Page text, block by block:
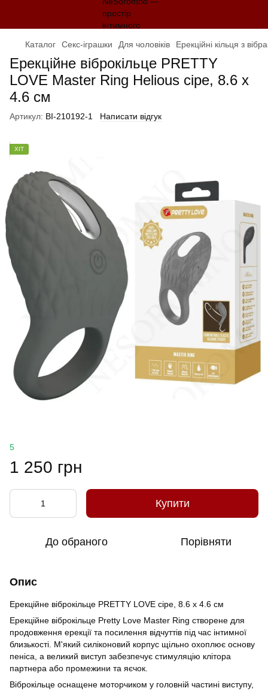
Каталог Секс-іграшки Для чоловіків Ерекційні кільця з
Ерекційне віброкільце PRETTY
LOVE Master Ring Helious сіре, 8.6 х
4.6 см
Артикул: BI-210192-1 Написати відгук
ХІТ
5
1 250 грн
Купити
До обраного Порівняти
Опис
Ерекційне віброкільце PRETTY LOVE сіре, 8.6 х 4.6 см
Ерекційне віброкільце Pretty Love Master Ring створене для
продовження ерекції та посилення відчуттів під час інтимної
близькості. М'який силіконовий корпус щільно охоплює основу
пеніса, а великий виступ забезпечує стимуляцію клітора
партнера або промежини та яєчок.
Віброкільце оснащене моторчиком у головній частині виступу,